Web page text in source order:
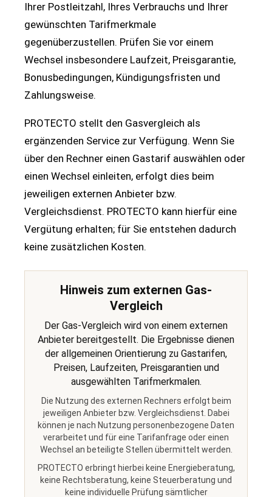
Ihrer Postleitzahl, Ihres Verbrauchs und Ihrer
gewünschten Tarifmerkmale
gegenüberzustellen. Prüfen Sie vor einem
Wechsel insbesondere Laufzeit, Preisgarantie,
Bonusbedingungen, Kündigungsfristen und
Zahlungsweise.
PROTECTO stellt den Gasvergleich als
ergänzenden Service zur Verfügung. Wenn Sie
über den Rechner einen Gastarif auswählen oder
einen Wechsel einleiten, erfolgt dies beim
jeweiligen externen Anbieter bzw.
Vergleichsdienst. PROTECTO kann hierfür eine
Vergütung erhalten; für Sie entstehen dadurch
keine zusätzlichen Kosten.
Hinweis zum externen Gas-
Vergleich
Der Gas-Vergleich wird von einem externen
Anbieter bereitgestellt. Die Ergebnisse dienen
der allgemeinen Orientierung zu Gastarifen,
Preisen, Laufzeiten, Preisgarantien und
ausgewählten Tarifmerkmalen.
Die Nutzung des externen Rechners erfolgt beim
jeweiligen Anbieter bzw. Vergleichsdienst. Dabei
können je nach Nutzung personenbezogene Daten
verarbeitet und für eine Tarifanfrage oder einen
Wechsel an beteiligte Stellen übermittelt werden.
PROTECTO erbringt hierbei keine Energieberatung,
keine Rechtsberatung, keine Steuerberatung und
keine individuelle Prüfung sämtlicher